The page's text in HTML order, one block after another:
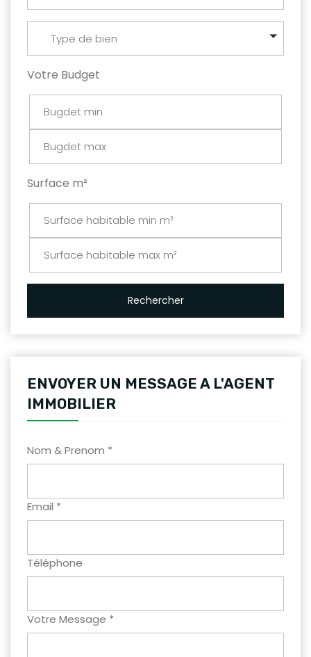
Type de bien
Votre Budget
Surface m²
Rechercher
ENVOYER UN MESSAGE A L'AGENT
IMMOBILIER
Nom & Prenom *
Email *
Téléphone
Votre Message *